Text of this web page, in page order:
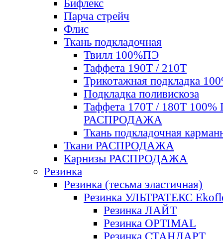
Бифлекс
Парча стрейч
Флис
Ткань подкладочная
Твилл 100%ПЭ
Таффета 190Т / 210Т
Трикотажная подкладка
Подкладка поливискоза
Таффета 170Т / 180Т 100%
РАСПРОДАЖА
Ткань подкладочная
Ткани РАСПРОДАЖА
Карнизы РАСПРОДАЖА
Резинка
Резинка (тесьма эластичная)
Резинка УЛЬТРАТЕКС
Резинка ЛАЙТ
Резинка OPTIMAL
Резинка СТАНДАРТ